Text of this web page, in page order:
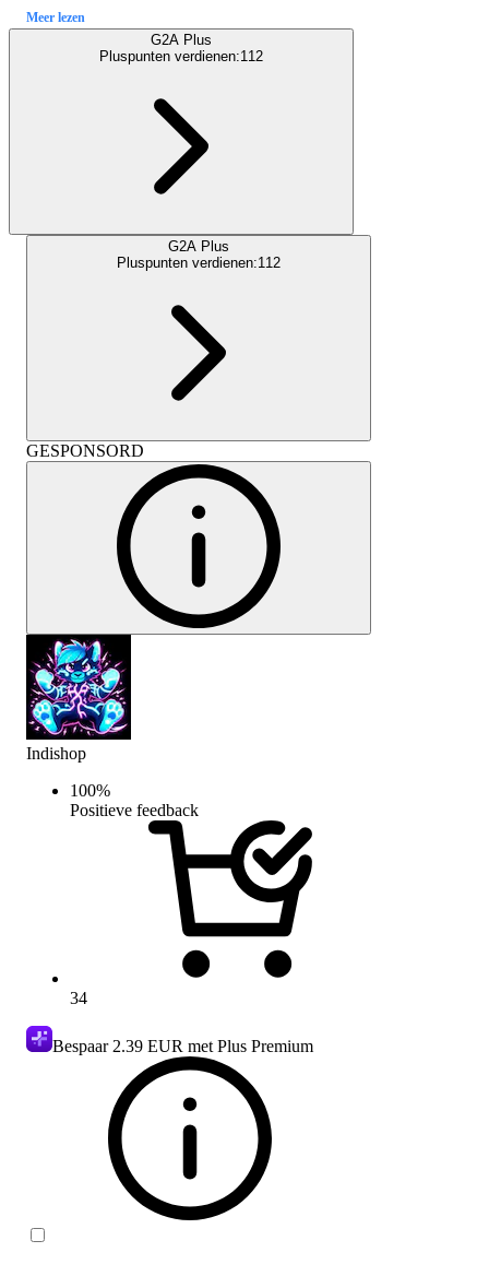
Meer lezen
G2A Plus
Pluspunten verdienen:112
G2A Plus
Pluspunten verdienen:112
GESPONSORD
Indishop
100%
Positieve feedback
34
Bespaar 2.39 EUR met Plus Premium